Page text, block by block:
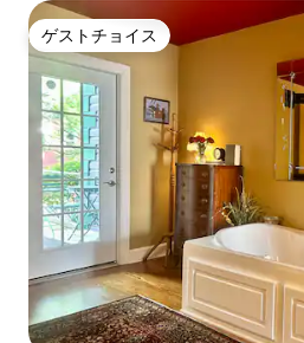
ゲストチョイス
ゲストチョイス